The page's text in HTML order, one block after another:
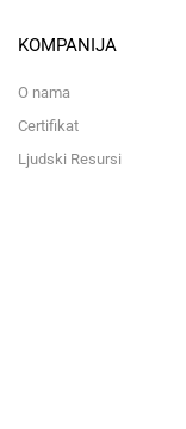
KOMPANIJA
O nama
Certifikat
Ljudski Resursi